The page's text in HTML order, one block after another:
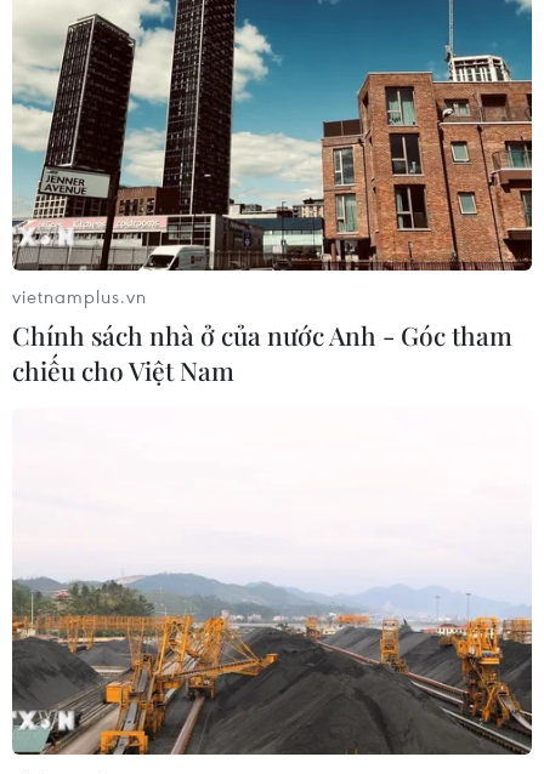
vietnamplus.vn
Chính sách nhà ở của nước Anh - Góc tham
chiếu cho Việt Nam